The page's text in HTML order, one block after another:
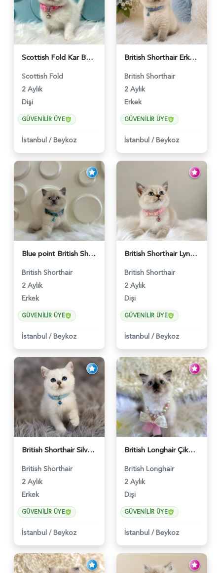
Scottish Fold Kar Beyazı Dişi 2 Aylık - 2980
Scottish Fold
2 Aylık
Dişi
GÜVENILIR ÜYE
İstanbul / Beykoz
British Shorthair Erkek Bluepoint 2 Aylık - 4448
British Shorthair
2 Aylık
Erkek
GÜVENILIR ÜYE
İstanbul / Beykoz
Blue point British Shorthair Kedim 2 Aylık - 4132
British Shorthair
2 Aylık
Erkek
GÜVENILIR ÜYE
İstanbul / Beykoz
British Shorthair Lynx Point Dişi Yavrumuz Yuva Arıyor - 5148
British Shorthair
2 Aylık
Dişi
GÜVENILIR ÜYE
İstanbul / Beykoz
British Shorthair Silver Point Erkek 2 Aylık - 6122
British Shorthair
2 Aylık
Erkek
GÜVENILIR ÜYE
İstanbul / Beykoz
British Longhair Çikolata Nadir Renk Göz Kamaştırıcı - 6117
British Longhair
2 Aylık
Dişi
GÜVENILIR ÜYE
İstanbul / Beykoz